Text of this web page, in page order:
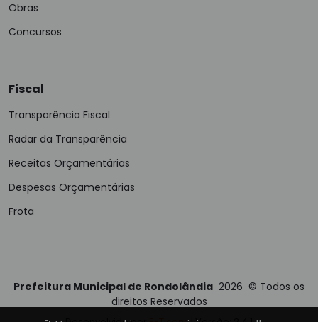
Obras
Concursos
Fiscal
Transparência Fiscal
Radar da Transparência
Receitas Orçamentárias
Despesas Orçamentárias
Frota
Prefeitura Municipal de Rondolândia 2026 © Todos os
direitos Reservados